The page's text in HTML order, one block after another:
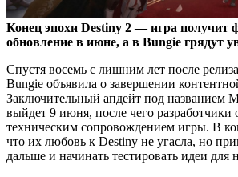
Конец эпохи Destiny 2 — игра получит
обновление в июне, а в Bungie грядут
Спустя восемь с лишним лет после
Bungie объявила о завершении
Заключительный апдейт под названием
выйдет 9 июня, после чего разработчики
техническим сопровождением игры. В
что их любовь к Destiny не угасла, но
дальше и начинать тестировать идеи для